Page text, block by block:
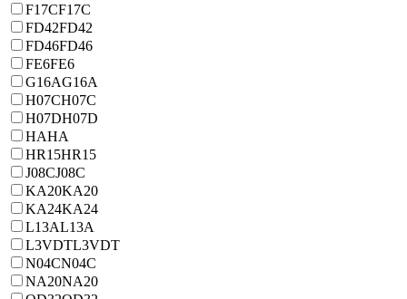
F17CF17C
FD42FD42
FD46FD46
FE6FE6
G16AG16A
H07CH07C
H07DH07D
HAHA
HR15HR15
J08CJ08C
KA20KA20
KA24KA24
L13AL13A
L3VDTL3VDT
N04CN04C
NA20NA20